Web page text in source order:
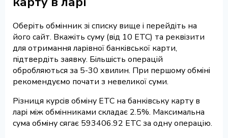
Оберіть обмінник зі списку вище і перейдіть на
його сайт. Вкажіть суму (від 10 ETC) та реквізити
для отримання ларівної банківської карти,
підтвердіть заявку. Більшість операцій
обробляються за 5-30 хвилин. При першому обміні
рекомендуємо почати з невеликої суми.
Різниця курсів обміну ETC на банківську карту в
ларі між обмінниками складає 2.5%. Максимальна
сума обміну сягає 593406.92 ETC за одну операцію.